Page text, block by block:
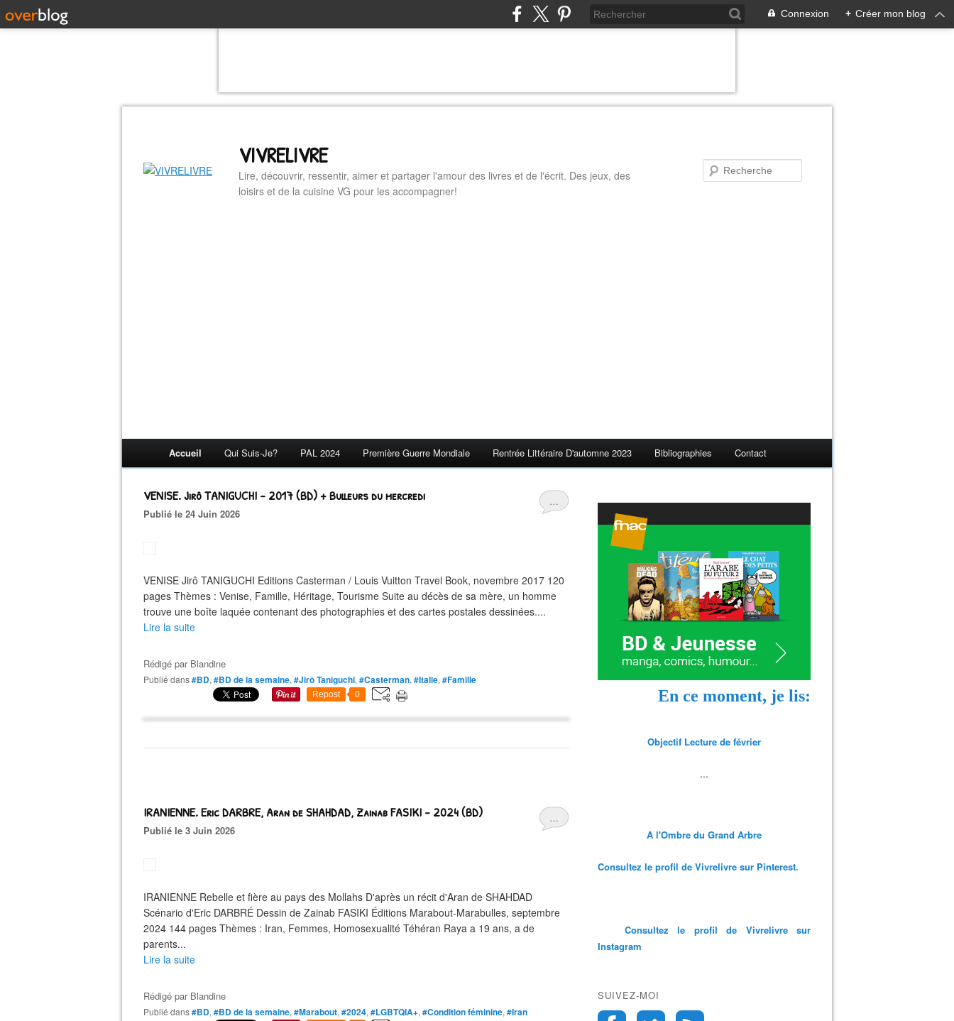
Connexion + Créer mon blog
VIVRELIVRE
Lire, découvrir, ressentir, aimer et partager l'amour des livres et de l'écrit. Des jeux, des
loisirs et de la cuisine VG pour les accompagner!
Accueil Qui Suis-Je? PAL 2024 Première Guerre Mondiale Rentrée Littéraire D'automne 2023 Bibliographies Contact
…
VENISE. Jirô TANIGUCHI - 2017 (BD) + Bulleurs du mercredi
Publié le 24 Juin 2026
VENISE Jirô TANIGUCHI Editions Casterman / Louis Vuitton Travel Book, novembre 2017 120
pages Thèmes : Venise, Famille, Héritage, Tourisme Suite au décès de sa mère, un homme
trouve une boîte laquée contenant des photographies et des cartes postales dessinées....
Lire la suite
Rédigé par Blandine
Publié dans#BD, #BD de la semaine, #Jirô Taniguchi, #Casterman, #Italie, #Famille
Repost 0
…
IRANIENNE. Eric DARBRE, Aran de SHAHDAD, Zainab FASIKI - 2024 (BD)
Publié le 3 Juin 2026
IRANIENNE Rebelle et fière au pays des Mollahs D'après un récit d'Aran de SHAHDAD
Scénario d'Eric DARBRÉ Dessin de Zainab FASIKI Éditions Marabout-Marabulles, septembre
2024 144 pages Thèmes : Iran, Femmes, Homosexualité Téhéran Raya a 19 ans, a de
parents...
Lire la suite
Rédigé par Blandine
Publié dans#BD, #BD de la semaine, #Marabout, #2024, #LGBTQIA+, #Condition féminine, #Iran
En ce moment, je lis:
Objectif Lecture de février
...
A l'Ombre du Grand Arbre
Consultez le profil de Vivrelivre sur Pinterest.
Consultez le profil de Vivrelivre sur
Instagram
SUIVEZ-MOI